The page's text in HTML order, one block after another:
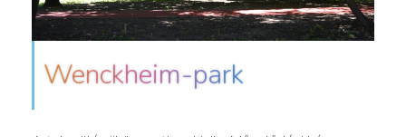
Wenckheim-park